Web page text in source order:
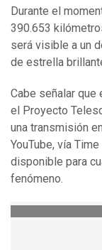
Durante el
390.653
será visible a un
de estrella
Cabe señalar
el Proyecto
una transmisión
YouTube, vía
disponible para
fenómeno.